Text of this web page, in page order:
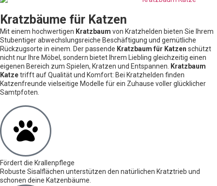
Kratzbäume für Katzen
Mit einem hochwertigen Kratzbaum von Kratzhelden bieten Sie Ihrem
Stubentiger abwechslungsreiche Beschäftigung und gemütliche
Rückzugsorte in einem. Der passende Kratzbaum für Katzen schützt
nicht nur Ihre Möbel, sondern bietet Ihrem Liebling gleichzeitig einen
eigenen Bereich zum Spielen, Kratzen und Entspannen. Kratzbaum
Katzetrifft auf Qualität und Komfort: Bei Kratzhelden finden
Katzenfreunde vielseitige Modelle für ein Zuhause voller glücklicher
Samtpfoten.
Fördert die Krallenpflege
Robuste Sisalflächen unterstützen den natürlichen Kratztrieb und
schonen deine Katzenbäume.